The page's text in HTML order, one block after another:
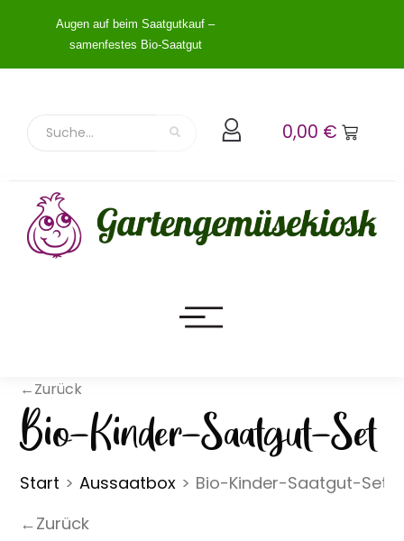
Augen auf beim Saatgutkauf –
samenfestes Bio-Saatgut
0,00 €
Bio-Kinder-Saatgut-Set
Start > Aussaatbox > Bio-Kinder-Saatgut-Set
←Zurück
←Zurück